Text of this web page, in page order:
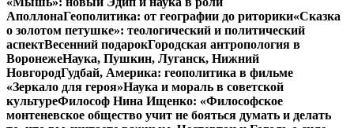
АполлонаГеополитика: от географии до риторики«Сказка
о золотом петушке»: теологический и политический
аспектВесенний подарокГородская антропология в
ВоронежеНаука, Пушкин, Луганск, Нижний
НовгородГудбай, Америка: геополитика в фильме
«Зеркало для героя»Наука и мораль в советской
культуреФилософ Нина Ищенко: «Философское
монтеневское общество учит не бояться думать и делать